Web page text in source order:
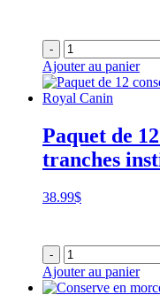
-
Ajouter au panier
Paquet de
tranches
38.99$
-
Ajouter au panier